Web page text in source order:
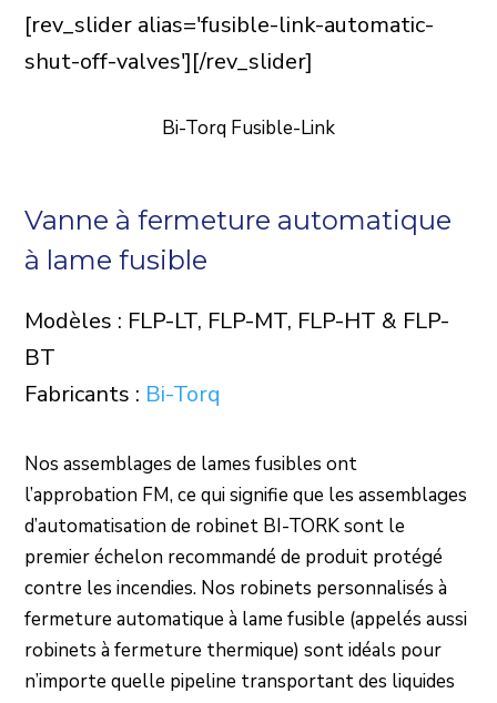
[rev_slider alias='fusible-link-automatic-
shut-off-valves'][/rev_slider]
Bi-Torq Fusible-Link
Vanne à fermeture automatique
à lame fusible
Modèles : FLP-LT, FLP-MT, FLP-HT & FLP-
BT
Fabricants : Bi-Torq
Nos assemblages de lames fusibles ont
l’approbation FM, ce qui signifie que les assemblages
d’automatisation de robinet BI-TORK sont le
premier échelon recommandé de produit protégé
contre les incendies. Nos robinets personnalisés à
fermeture automatique à lame fusible (appelés aussi
robinets à fermeture thermique) sont idéals pour
n’importe quelle pipeline transportant des liquides